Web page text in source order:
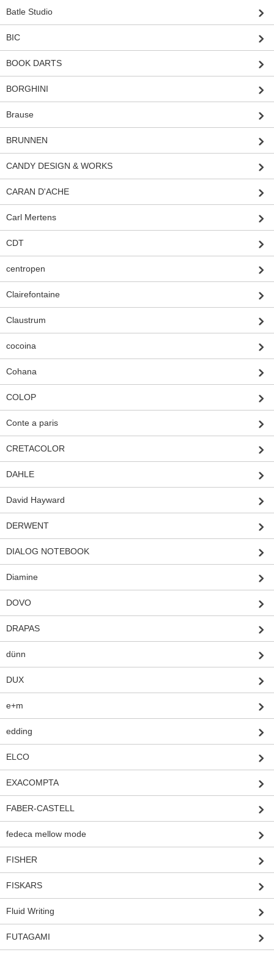
Batle Studio
BIC
BOOK DARTS
BORGHINI
Brause
BRUNNEN
CANDY DESIGN & WORKS
CARAN D'ACHE
Carl Mertens
CDT
centropen
Clairefontaine
Claustrum
cocoina
Cohana
COLOP
Conte a paris
CRETACOLOR
DAHLE
David Hayward
DERWENT
DIALOG NOTEBOOK
Diamine
DOVO
DRAPAS
dünn
DUX
e+m
edding
ELCO
EXACOMPTA
FABER-CASTELL
fedeca mellow mode
FISHER
FISKARS
Fluid Writing
FUTAGAMI